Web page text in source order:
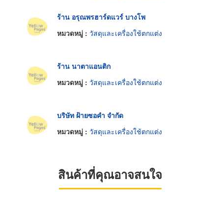
ร้าน อรุณพรฮาร์ดแวร์ บางโพ
หมวดหมู่ : วัสดุและเครื่องใช้ตกแต่ง
ร้าน นาตาแอนติก
หมวดหมู่ : วัสดุและเครื่องใช้ตกแต่ง
บริษัท ฝ้ายซอคำ จำกัด
หมวดหมู่ : วัสดุและเครื่องใช้ตกแต่ง
สินค้าที่คุณอาจสนใจ